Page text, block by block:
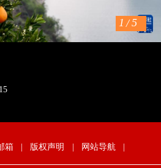
1 /5
箱 | 版权声明 | 网站导航 |